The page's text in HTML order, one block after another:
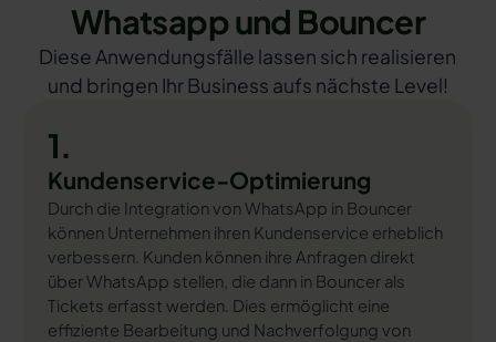
Whatsapp und Bouncer
Diese Anwendungsfälle lassen sich realisieren
und bringen Ihr Business aufs nächste Level!
1.
Kundenservice-Optimierung
Durch die Integration von WhatsApp in Bouncer
können Unternehmen ihren Kundenservice erheblich
verbessern. Kunden können ihre Anfragen direkt
über WhatsApp stellen, die dann in Bouncer als
Tickets erfasst werden. Dies ermöglicht eine
effiziente Bearbeitung und Nachverfolgung von